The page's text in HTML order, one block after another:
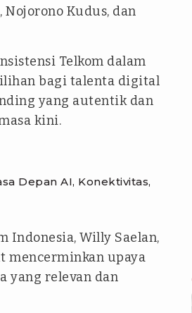
Nojorono Kudus, dan
Telkom dalam
bagi talenta digital
yang autentik dan
kini.
Depan AI, Konektivitas,
Indonesia, Willy Saelan,
mencerminkan upaya
yang relevan dan